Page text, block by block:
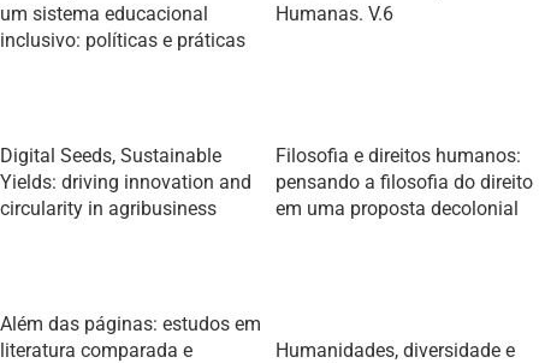
um sistema educacional
inclusivo: políticas e práticas
Humanas. V.6
Digital Seeds, Sustainable
Yields: driving innovation and
circularity in agribusiness
Filosofia e direitos humanos:
pensando a filosofia do direito
em uma proposta decolonial
Além das páginas: estudos em
literatura comparada e
Humanidades, diversidade e